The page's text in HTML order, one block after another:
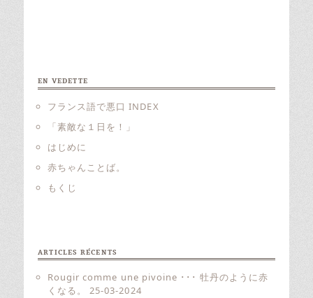
EN VEDETTE
フランス語で悪口 INDEX
「素敵な１日を！」
はじめに
赤ちゃんことば。
もくじ
ARTICLES RÉCENTS
Rougir comme une pivoine ･･･ 牡丹のように赤
くなる。
25-03-2024